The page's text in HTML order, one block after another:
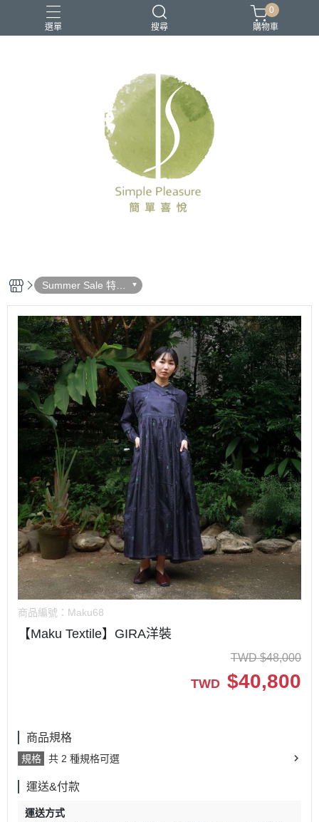
選單 搜尋
0
購物車
Summer Sale 特惠
活動
商品編號： Maku68
【Maku Textile】GIRA洋裝
TWD $48,000
TWD $40,800
商品規格
規格 共 2 種規格可選
運送&付款
運送方式